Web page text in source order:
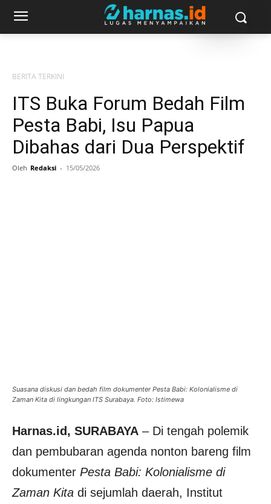
BERITA TERKINI
ITS Buka Forum Bedah Film
Pesta Babi, Isu Papua
Dibahas dari Dua Perspektif
Oleh Redaksi - 15/05/2026
Suasana diskusi dan bedah film dokumenter Pesta Babi: Kolonialisme di
Zaman Kita di lingkungan ITS Surabaya. Foto: Istimewa
Harnas.id, SURABAYA – Di tengah polemik
dan pembubaran agenda nonton bareng film
dokumenter Pesta Babi: Kolonialisme di
Zaman Kita di sejumlah daerah, Institut